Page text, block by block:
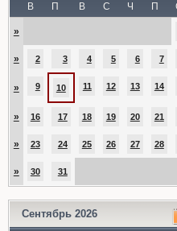
В П В С Ч П
»
» 2 3 4 5 6 7
» 9 10 11 12 13 14
» 16 17 18 19 20 21
» 23 24 25 26 27 28
» 30 31
Сентябрь 2026